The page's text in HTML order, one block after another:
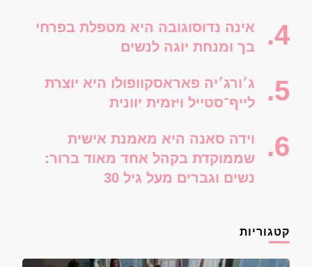
אינה נדוסוגובה היא מטפלת בפרחי
בך ומנחת יוגה לנשים
ג׳ורג׳יה פאראסקוופולו היא יוצרת
לייף־סטייל ויזמית יוונית
וידה סאנה היא מאמנת אישית
שממוקדת בקהל אחד מאוד ברור:
נשים וגברים מעל גיל 30
קטגוריות